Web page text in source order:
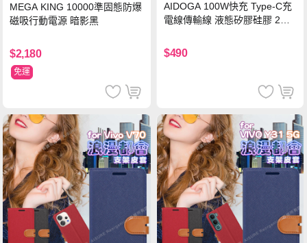
MEGA KING 10000準固態防爆
磁吸行動電源 暗影黑
$2,180
免運
AIDOGA 100W快充 Type-C充
電線傳輸線 液態矽膠硅膠 2M
$490